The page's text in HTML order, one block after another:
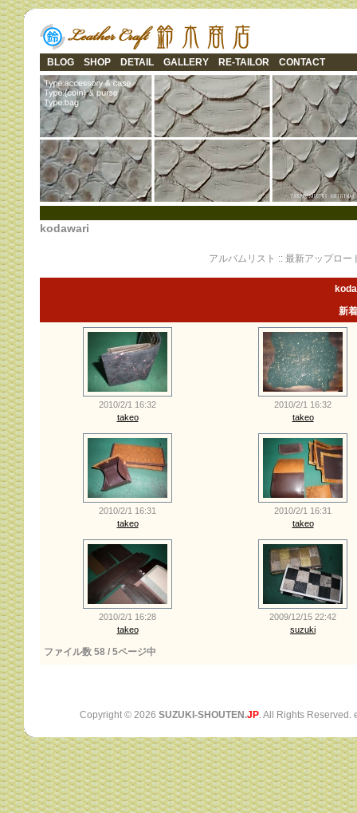
BLOG SHOP DETAIL GALLERY RE-TAILOR CONTACT
kodawari
アルバムリスト :: 最新アップロー
新
2010/2/1 16:32
takeo
2010/2/1 16:32
takeo
2010/2/1 16:31
takeo
2010/2/1 16:31
takeo
2010/2/1 16:28
takeo
2009/12/15 22:42
suzuki
ファイル数 58 / 5ページ中
Copyright © 2026 SUZUKI-SHOUTEN.JP. All Rights Reserved.